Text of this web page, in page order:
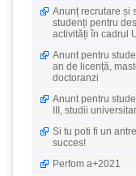
Anunț recrutare și
studenți pentru
activități în cadrul
Anunt pentru
an de licență,
doctoranzi
Anunt pentru
III, studii
Si tu poti fi un
succes!
Perfom a+2021